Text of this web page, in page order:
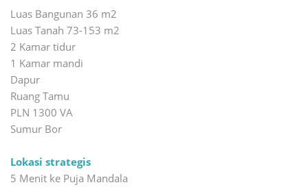
Luas Bangunan 36 m2
Luas Tanah 73-153 m2
2 Kamar tidur
1 Kamar mandi
Dapur
Ruang Tamu
PLN 1300 VA
Sumur Bor
Lokasi strategis
5 Menit ke Puja Mandala